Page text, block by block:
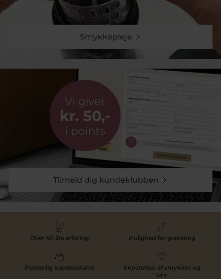
Smykkepleje
Tilmeld dig kundeklubben
Over 40 års erfaring Mulighed for gravering
Personlig kundeservice
Reparation af smykker og
ure